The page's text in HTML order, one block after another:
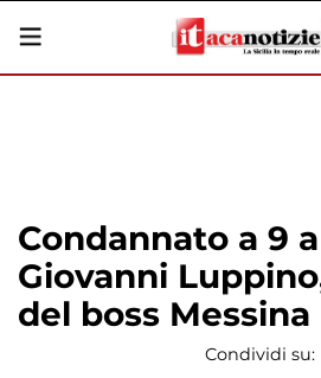
Condannato a 9
Giovanni
del boss
Condividi su: